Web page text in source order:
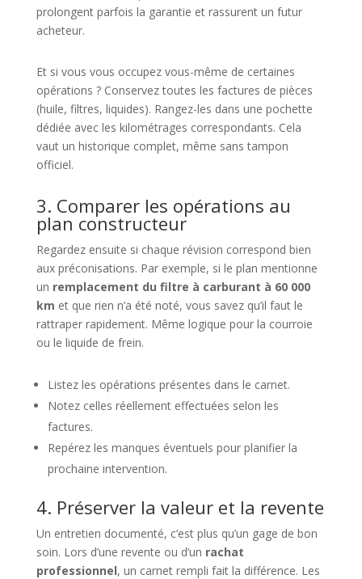
prolongent parfois la garantie et rassurent un futur
acheteur.
Et si vous vous occupez vous-même de certaines
opérations ? Conservez toutes les factures de pièces
(huile, filtres, liquides). Rangez-les dans une pochette
dédiée avec les kilométrages correspondants. Cela
vaut un historique complet, même sans tampon
officiel.
3. Comparer les opérations au
plan constructeur
Regardez ensuite si chaque révision correspond bien
aux préconisations. Par exemple, si le plan mentionne
un remplacement du filtre à carburant à 60 000
km et que rien n’a été noté, vous savez qu’il faut le
rattraper rapidement. Même logique pour la courroie
ou le liquide de frein.
Listez les opérations présentes dans le carnet.
Notez celles réellement effectuées selon les
factures.
Repérez les manques éventuels pour planifier la
prochaine intervention.
4. Préserver la valeur et la revente
Un entretien documenté, c’est plus qu’un gage de bon
soin. Lors d’une revente ou d’un rachat
professionnel, un carnet rempli fait la différence. Les